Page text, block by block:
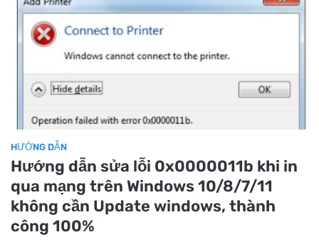
HƯỚNG DẪN
Hướng dẫn sửa lỗi 0x0000011b khi in
qua mạng trên Windows 10/8/7/11
không cần Update windows, thành
công 100%